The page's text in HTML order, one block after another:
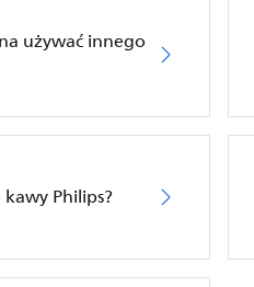
używać innego
Philips?